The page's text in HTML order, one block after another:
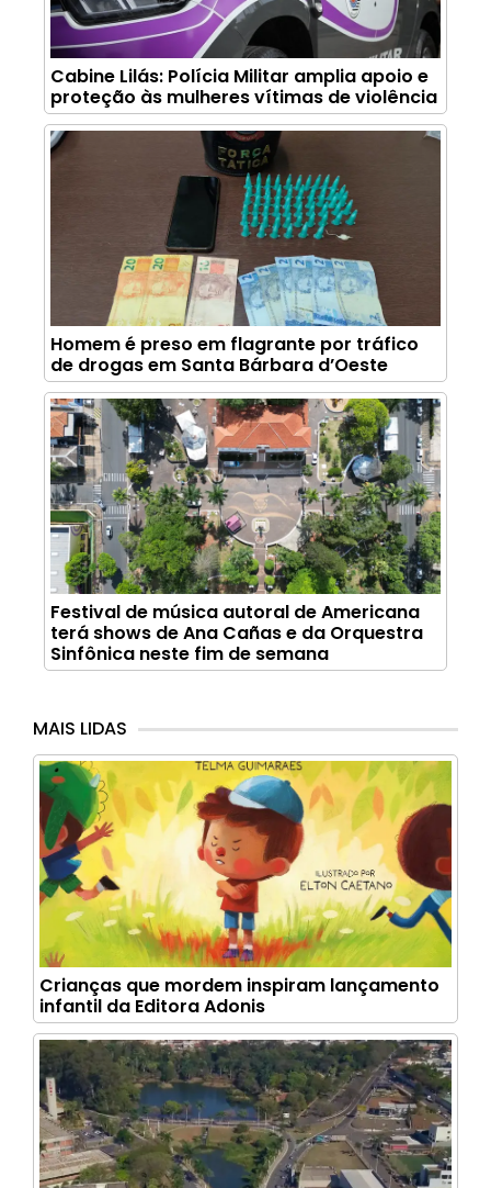
Cabine Lilás: Polícia Militar amplia apoio e
proteção às mulheres vítimas de violência
Homem é preso em flagrante por tráfico
de drogas em Santa Bárbara d’Oeste
Festival de música autoral de Americana
terá shows de Ana Cañas e da Orquestra
Sinfônica neste fim de semana
MAIS LIDAS
Crianças que mordem inspiram lançamento
infantil da Editora Adonis